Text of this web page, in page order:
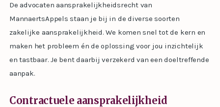
De advocaten aansprakelijkheidsrecht van
MannaertsAppels staan je bij in de diverse soorten
zakelijke aansprakelijkheid. We komen snel tot de kern en
maken het probleem én de oplossing voor jou inzichtelijk
en tastbaar. Je bent daarbij verzekerd van een doeltreffende
aanpak.
Contractuele aansprakelijkheid